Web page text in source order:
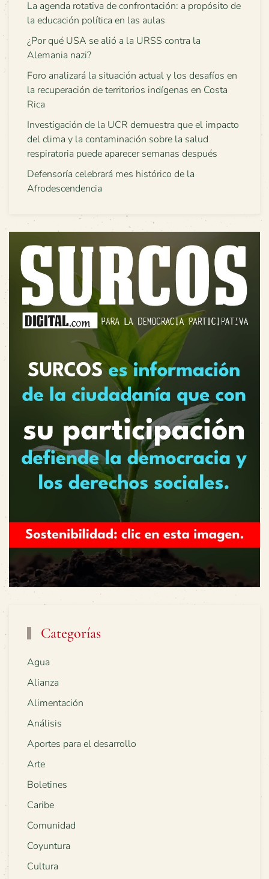
La agenda rotativa de confrontación: a propósito de
la educación política en las aulas
¿Por qué USA se alió a la URSS contra la
Alemania nazi?
Foro analizará la situación actual y los desafíos en
la recuperación de territorios indígenas en Costa
Rica
Investigación de la UCR demuestra que el impacto
del clima y la contaminación sobre la salud
respiratoria puede aparecer semanas después
Defensoría celebrará mes histórico de la
Afrodescendencia
Categorías
Agua
Alianza
Alimentación
Análisis
Aportes para el desarrollo
Arte
Boletines
Caribe
Comunidad
Coyuntura
Cultura